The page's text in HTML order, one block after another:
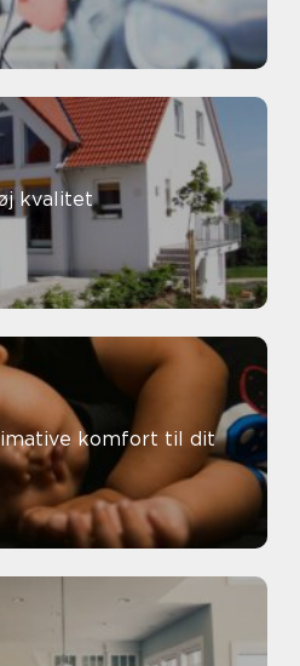
kvalitet
komfort til dit